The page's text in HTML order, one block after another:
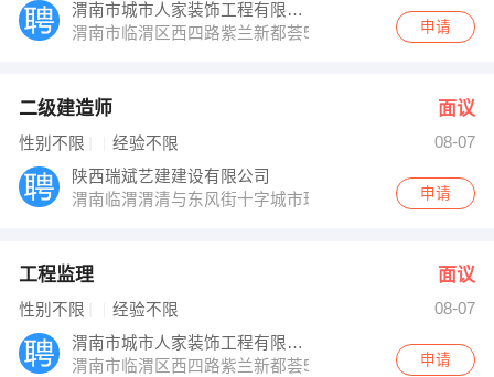
渭南市城市人家装饰工程有限公司
渭南市临渭区西四路紫兰新都荟5楼
申请
二级建造师 面议
性别不限 经验不限
08-07
陕西瑞斌艺建建设有限公司
渭南临渭渭清与东风街十字城市理想
申请
工程监理 面议
性别不限 经验不限
08-07
渭南市城市人家装饰工程有限公司
渭南市临渭区西四路紫兰新都荟5楼
申请